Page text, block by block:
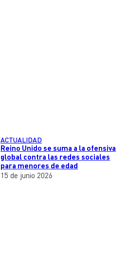
ACTUALIDAD
Reino Unido se suma a la ofensiva
global contra las redes sociales
para menores de edad
15 de junio 2026